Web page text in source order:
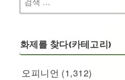
색:
화제를 찾다(카테고리)
오피니언 (1,312)